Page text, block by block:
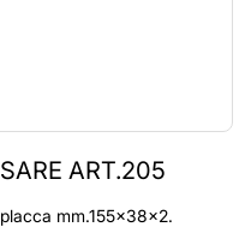
ART.205
mm.155x38x2.